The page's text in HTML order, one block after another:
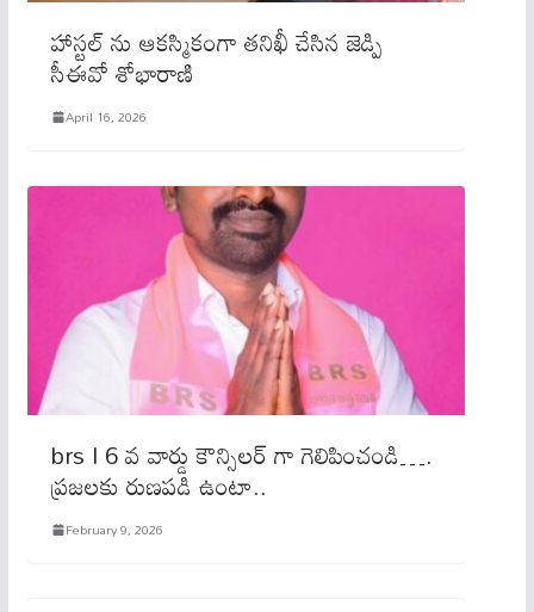
హాస్టల్ ను ఆకస్మికంగా తనిఖీ చేసిన జెడ్పి
సీఈవో శోభారాణి
April 16, 2026
brs l 6 వ వార్డు కౌన్సిలర్ గా గెలిపించండి….
ప్రజలకు రుణపడి ఉంటా..
February 9, 2026